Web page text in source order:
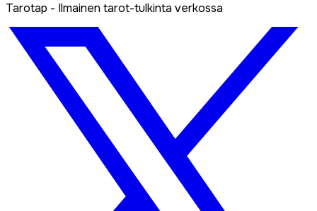
Tarotap - Ilmainen tarot-tulkinta verkossa